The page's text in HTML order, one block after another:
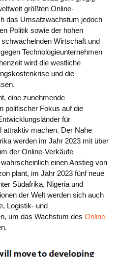
größten Online-
das Umsatzwachstum jedoch
Politik sowie der hohen
Wirtschaft und
Technologieunternehmen
wird die westliche
und die
eine zunehmende
politischer Fokus auf die
für
attraktiv machen. Der Nahe
werden im Jahr 2023 mit über
der Online-Verkäufe
einen Anstieg von
plant, im Jahr 2023 fünf neue
Südafrika, Nigeria und
der Welt werden sich auch
Logistik- und
um das Wachstum des Online-